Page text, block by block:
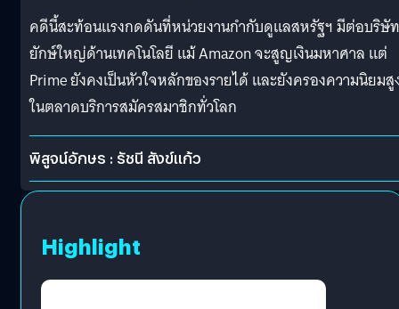
คดีนี้สะท้อนแรงกดดันที่หน่วยงานกำกับดูแลสหรัฐฯ มีต่อบริษัท
ยักษ์ใหญ่ด้านเทคโนโลยี แม้ Amazon จะสูญเงินมหาศาล แต่
Prime ยังคงเป็นหัวใจหลักของรายได้ และยังครองความนิยมสู
ในตลาดบริการสมัครสมาชิกทั่วโลก
พิสูจน์อักษร : รัชนี สังข์แก้ว
Highlight